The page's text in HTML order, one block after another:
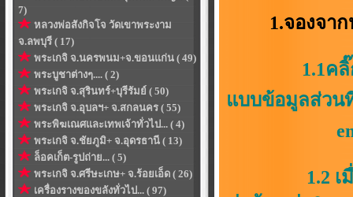
7)
หลวงพ่อสังกิจโจ วัดเขาพระงาม
จ.ลพบุรี ( 17)
พระเกจิ จ.นครพนม+จ.ขอนแก่น ( 49)
พระบูชาต่างๆ.... ( 2)
พระเกจิ จ.สุรินทร์+บุรีรัมย์ ( 50)
พระเกจิ จ.อุบลฯ+ จ.สกลนคร ( 55)
พระพิฆเณศและเทพเจ้าทั่วไป... ( 4)
พระเกจิ จ.ชัยภูมิ+ จ.อุดรธานี ( 13)
ล็อคเก็ต-รูปถ่าย... ( 5)
พระเกจิ จ.ศรีษะเกษ+ จ.ร้อยเอ็ด ( 26)
เครื่องรางของขลังทั่วไป... ( 97)
1.จองจา
1.1ค
แบบข้อมูลส่วน
1.2 เมื่อสมา